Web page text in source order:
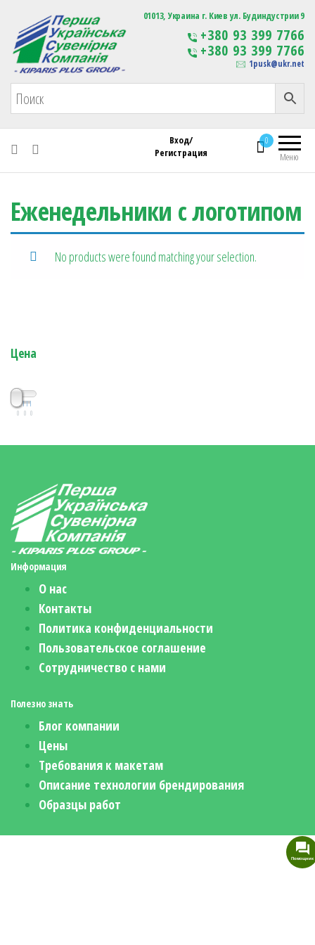
Первая Украинская Сувенирная Компания Изготовление
сувенирной продукции
с логотипом
01013, Украина г. Киев ул. Будиндустрии 9
+380 93 399 7766
+380 93 399 7766
1pusk@ukr.net
Меню
0
Вход/
Регистрация
Еженедельники с логотипом
No products were found matching your selection.
Цена
0 0 0
Информация
О нас
Контакты
Политика конфиденциальности
Пользовательское соглашение
Сотрудничество с нами
Полезно знать
Блог компании
Цены
Требования к макетам
Описание технологии брендирования
Образцы работ
Помощник